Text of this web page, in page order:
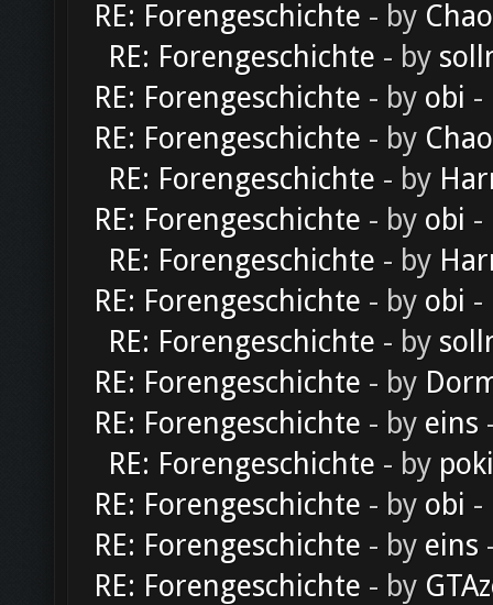
RE: Forengeschichte - by
RE: Forengeschichte - by
RE: Forengeschichte - by obi -
RE: Forengeschichte - by
RE: Forengeschichte - by
RE: Forengeschichte - by obi -
RE: Forengeschichte - by
RE: Forengeschichte - by obi -
RE: Forengeschichte - by
RE: Forengeschichte - by
RE: Forengeschichte - by eins
RE: Forengeschichte - by
RE: Forengeschichte - by obi -
RE: Forengeschichte - by eins
RE: Forengeschichte - by